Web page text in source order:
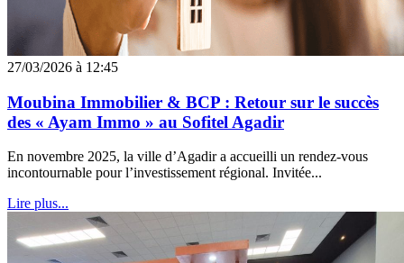
27/03/2026 à 12:45
Moubina Immobilier & BCP : Retour sur le succès
des « Ayam Immo » au Sofitel Agadir
En novembre 2025, la ville d’Agadir a accueilli un rendez-vous
incontournable pour l’investissement régional. Invitée...
Lire plus...